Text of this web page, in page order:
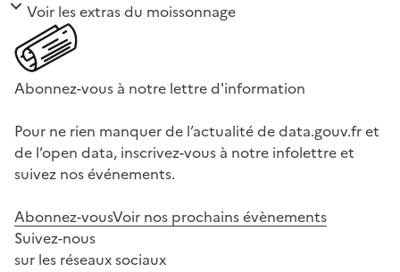
Voir les extras du moissonnage
Abonnez-vous à notre lettre d'information
Pour ne rien manquer de l’actualité de data.gouv.fr et
de l’open data, inscrivez-vous à notre infolettre et
suivez nos événements.
Abonnez-vousVoir nos prochains évènements
Suivez-nous
sur les réseaux sociaux